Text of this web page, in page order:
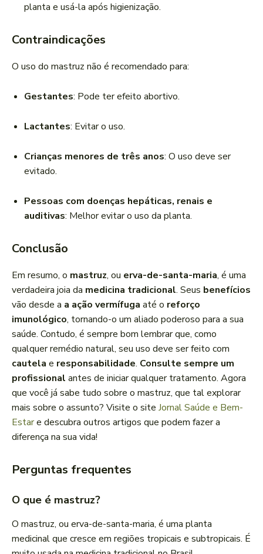
planta e usá-la após higienização.
Contraindicações
O uso do mastruz não é recomendado para:
Gestantes: Pode ter efeito abortivo.
Lactantes: Evitar o uso.
Crianças menores de três anos: O uso deve ser
evitado.
Pessoas com doenças hepáticas, renais e
auditivas: Melhor evitar o uso da planta.
Conclusão
Em resumo, o mastruz, ou erva-de-santa-maria, é uma
verdadeira joia da medicina tradicional. Seus benefícios
vão desde a a ação vermífuga até o reforço
imunológico, tornando-o um aliado poderoso para a sua
saúde. Contudo, é sempre bom lembrar que, como
qualquer remédio natural, seu uso deve ser feito com
cautela e responsabilidade. Consulte sempre um
profissional antes de iniciar qualquer tratamento. Agora
que você já sabe tudo sobre o mastruz, que tal explorar
mais sobre o assunto? Visite o site Jornal Saúde e Bem-
Estare descubra outros artigos que podem fazer a
diferença na sua vida!
Perguntas frequentes
O que é mastruz?
O mastruz, ou erva-de-santa-maria, é uma planta
medicinal que cresce em regiões tropicais e subtropicais. É